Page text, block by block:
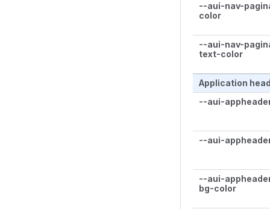
--aui-nav-
color
--aui-nav-
text-color
Application
--aui-
--aui-
--aui-
bg-color